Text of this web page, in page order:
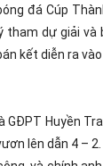
đá Cúp
dự giải và
kết diễn ra
Huyền
lên dẫn 4 –